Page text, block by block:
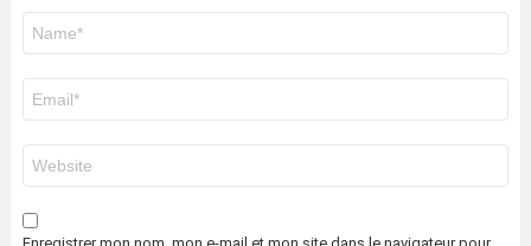
mail
*
web